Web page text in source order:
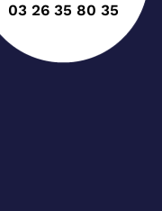
03 26 35 80 35